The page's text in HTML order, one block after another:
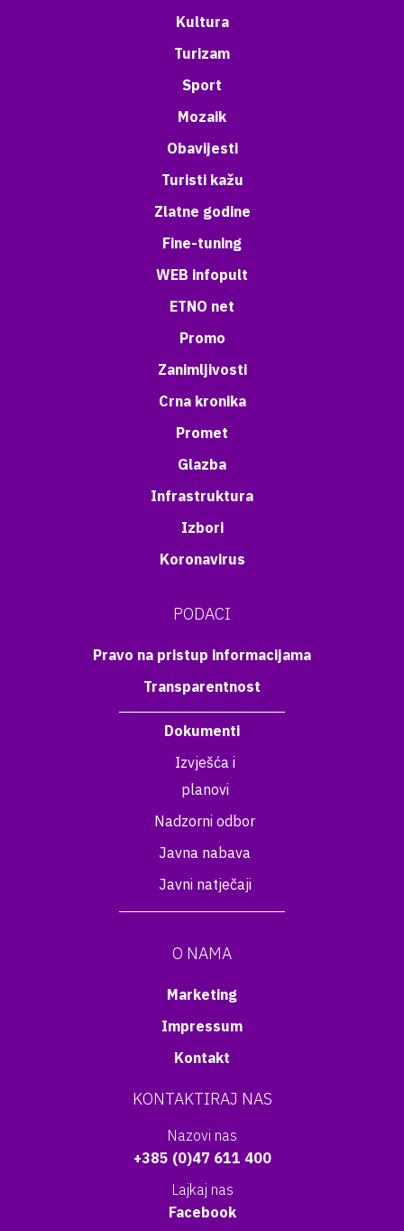
Kultura
Turizam
Sport
Mozaik
Obavijesti
Turisti kažu
Zlatne godine
Fine-tuning
WEB infopult
ETNO net
Promo
Zanimljivosti
Crna kronika
Promet
Glazba
Infrastruktura
Izbori
Koronavirus
PODACI
Pravo na pristup informacijama
Transparentnost
Dokumenti
Izvješća i
planovi
Nadzorni odbor
Javna nabava
Javni natječaji
O NAMA
Marketing
Impressum
Kontakt
KONTAKTIRAJ NAS
Nazovi nas
+385 (0)47 611 400
Lajkaj nas
Facebook